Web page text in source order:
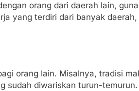
orang dari daerah lain,
yang terdiri dari banyak
orang lain. Misalnya, tradisi
sudah diwariskan turun-temurun.